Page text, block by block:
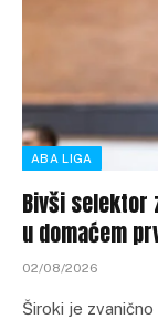
ABA LIGA
Bivši selektor
u domaćem
02/08/2026
Široki je